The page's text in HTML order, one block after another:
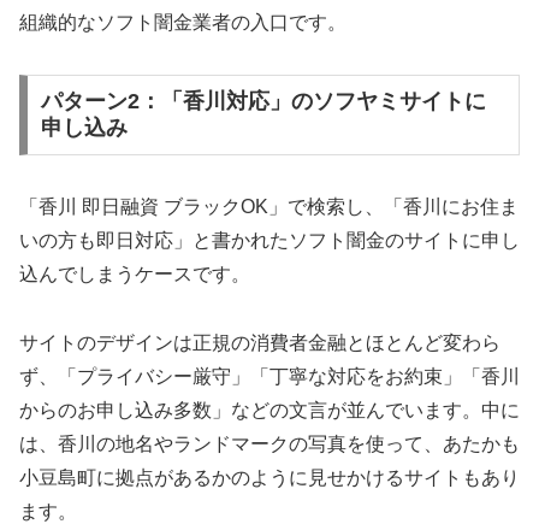
組織的なソフト闇金業者の入口です。
パターン2：「香川対応」のソフヤミサイトに
申し込み
「香川 即日融資 ブラックOK」で検索し、「香川にお住ま
いの方も即日対応」と書かれたソフト闇金のサイトに申し
込んでしまうケースです。
サイトのデザインは正規の消費者金融とほとんど変わら
ず、「プライバシー厳守」「丁寧な対応をお約束」「香川
からのお申し込み多数」などの文言が並んでいます。中に
は、香川の地名やランドマークの写真を使って、あたかも
小豆島町に拠点があるかのように見せかけるサイトもあり
ます。